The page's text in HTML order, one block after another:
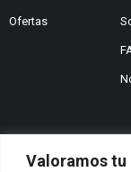
Valoramos tu
Ofertas